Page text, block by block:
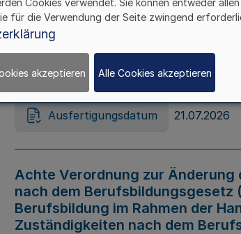
Ausfertigungsdatum 21.07.2026
Gesetz zur Änderung des
Ausfertigungsdatum 21.07.2026
Achte Verordnung zur
nach dem Berufsbildungsgesetz
Berufsbildung im Rahmen der
Zuständigkeiten nach dem
Cookies verwendet. Sie können entweder
für die Verwendung der Seite zwingend
akzeptieren Alle Cookies akzeptieren